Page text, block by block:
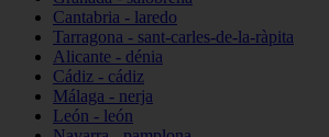
Cantabria - laredo
Tarragona - sant-carles-de-la-ràpita
Alicante - dénia
Cádiz - cádiz
Málaga - nerja
León - león